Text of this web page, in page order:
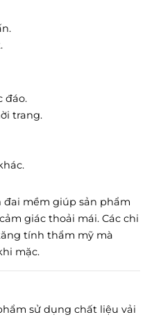
đáo.
trang.
đai mềm giúp sản phẩm
giác thoải mái. Các chi
tính thẩm mỹ mà
mặc.
sử dụng chất liệu vải